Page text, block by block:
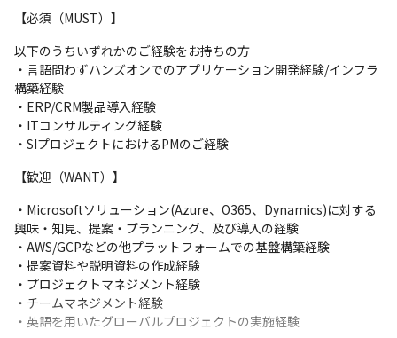
て推進します。データの標準化・管理・解析により顧客体験・働
き方・モノづくりなどにリアルタイムにフィードバックするなど
を実現するためにMicrosoftの技術を用い貢献します。
・モダンワークプレース/セキュリティ
企業の業務のライフラインであるコミュニケーション/セキュリテ
ィ基盤を企画/実現に向けて推進します。Teams・Sentinelのよう
なデジタルコミュニケーション、セキュリティ製品を用いてソリ
ューションを提案・実現しコスト最適化や、利便性、安全・安心
を実現し、デジタル化されたコミュニケーションの分析を可能に
【必須（MUST）】
以下のうちいずれかのご経験をお持ちの方
・言語問わずハンズオンでのアプリケーション開発経験/インフラ
構築経験
・ERP/CRM製品導入経験
・ITコンサルティング経験
・SIプロジェクトにおけるPMのご経験
【歓迎（WANT）】
・Microsoftソリューション(Azure、O365、Dynamics)に対する
興味・知見、提案・プランニング、及び導入の経験
・AWS/GCPなどの他プラットフォームでの基盤構築経験
・提案資料や説明資料の作成経験
・プロジェクトマネジメント経験
・チームマネジメント経験
・英語を用いたグローバルプロジェクトの実施経験